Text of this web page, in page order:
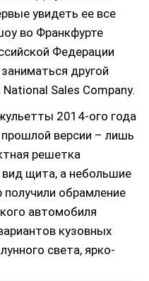
увидеть ее все
во Франкфурте
Федерации
другой
Sales Company.
2014-ого года
версии – лишь
решетка
щита, а небольшие
обрамление
автомобиля
кузовных
света, ярко-